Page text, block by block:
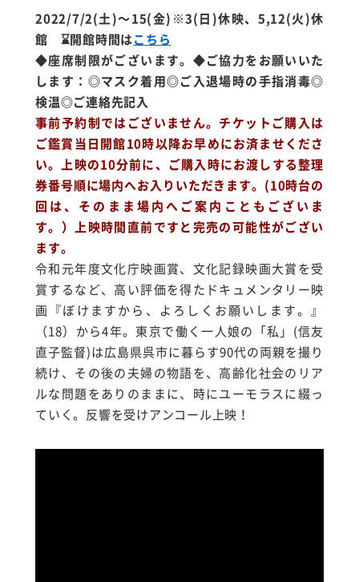
2022/7/2(土)～15(金) ※3(日)休映、5,12(火)休
館 ⌛開館時間はこちら
◆座席制限がございます。◆ご協力をお願いいた
します：◎マスク着用◎ご入退場時の手指消毒◎
検温◎ご連絡先記入
事前予約制ではございません。チケットご購入は
ご鑑賞当日開館10時以降お早めにお済ませくださ
い。上映の10分前に、ご購入時にお渡しする整理
券番号順に場内へお入りいただきます。(10時台の
回は、そのまま場内へご案内こともございま
す。）上映時間直前ですと完売の可能性がござい
ます。
令和元年度文化庁映画賞、文化記録映画大賞を受
賞するなど、高い評価を得たドキュメンタリー映
画『ぼけますから、よろしくお願いします。』
（18）から4年。東京で働く一人娘の「私」(信友
直子監督)は広島県呉市に暮らす90代の両親を撮り
続け、その後の夫婦の物語を、高齢化社会のリア
ルな問題をありのままに、時にユーモラスに綴っ
ていく。反響を受けアンコール上映！